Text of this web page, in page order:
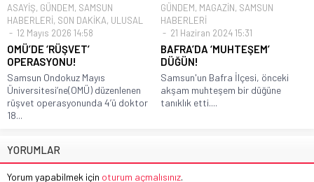
ASAYİŞ, GÜNDEM, SAMSUN
HABERLERİ, SON DAKİKA, ULUSAL
12 Mayıs 2026 14:58
OMÜ’DE ‘RÜŞVET’
OPERASYONU!
Samsun Ondokuz Mayıs
Üniversitesi’ne(OMÜ) düzenlenen
rüşvet operasyonunda 4’ü doktor
18...
GÜNDEM, MAGAZİN, SAMSUN
HABERLERİ
21 Haziran 2024 15:31
BAFRA’DA ‘MUHTEŞEM’
DÜĞÜN!
Samsun'un Bafra İlçesi, önceki
akşam muhteşem bir düğüne
tanıklık etti....
YORUMLAR
Yorum yapabilmek için oturum açmalısınız.